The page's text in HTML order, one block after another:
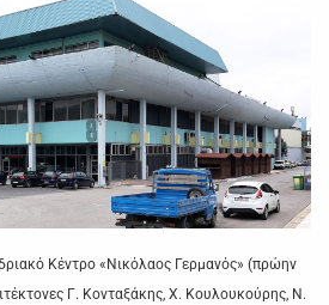
Κέντρο «Νικόλαος Γερμανός» (πρώην
Γ. Κονταξάκης, Χ. Κουλουκούρης, Ν.